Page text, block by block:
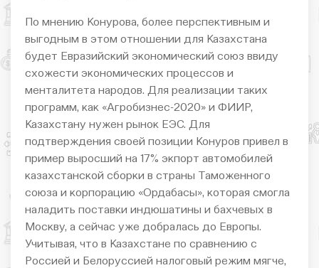
По мнению Конурова, более перспективным и
выгодным в этом отношении для Казахстана
будет Евразийский экономический союз ввиду
схожести экономических процессов и
менталитета народов. Для реализации таких
программ, как «Агробизнес-2020» и ФИИР,
Казахстану нужен рынок ЕЭС. Для
подтверждения своей позиции Конуров привел в
пример выросший на 17% экпорт автомобилей
казахстанской сборки в страны Таможенного
союза и корпорацию «Ордабасы», которая смогла
наладить поставки индюшатины и бахчевых в
Москву, а сейчас уже добралась до Европы.
Учитывая, что в Казахстане по сравнению с
Россией и Белоруссией налоговый режим мягче,